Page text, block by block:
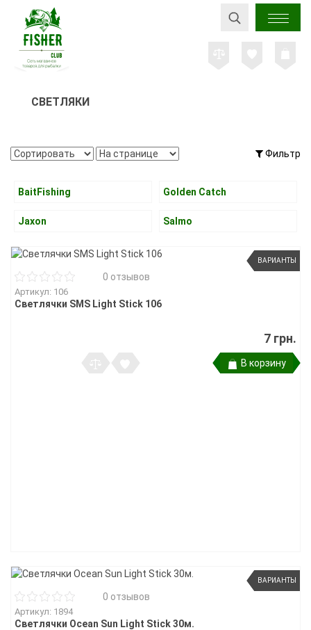
СВЕТЛЯКИ
Фильтр
BaitFishing Golden Catch
Jaxon Salmo
ВАРИАНТЫ
0 отзывов
Артикул: 106
Светлячки SMS Light Stick 106
7 грн.
В корзину
ВАРИАНТЫ
0 отзывов
Артикул: 1894
Светлячки Ocean Sun Light Stick 30м.